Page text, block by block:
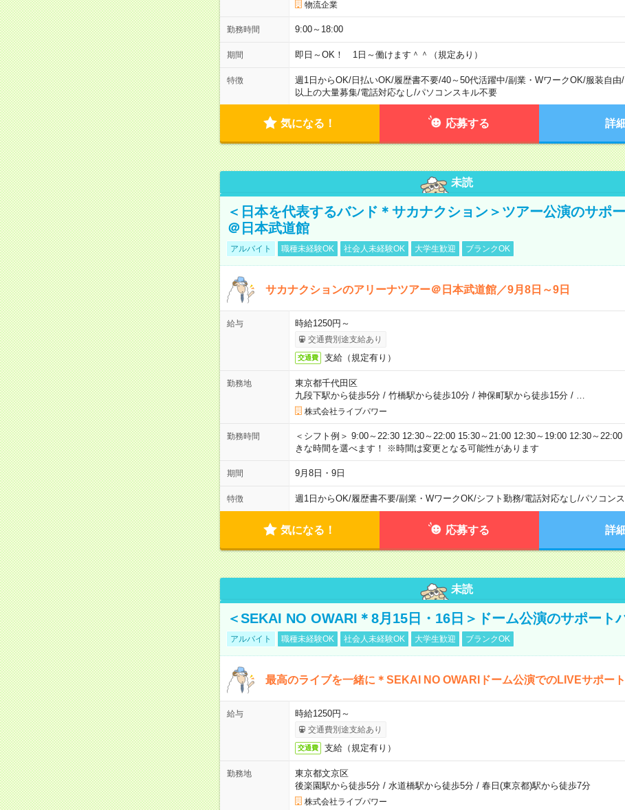
物流企業
勤務時間 9:00～18:00
期間 即日～OK！ 1日～働けます＾＾（規定あり）
特徴 週1日からOK/日払いOK/履歴書不要/40～50代活躍中/副業・WワークOK/服装自由/
以上の大量募集/電話対応なし/パソコンスキル不要
気になる！ 応募する 詳
未読
＜日本を代表するバンド＊サカナクション＞ツアー公演のサポ
＠日本武道館
アルバイト 職種未経験OK 社会人未経験OK 大学生歓迎 ブランクOK
サカナクションのアリーナツアー＠日本武道館／9月8日～9日
給与 時給1250円～
交通費別途支給あり
交通費 支給（規定有り）
勤務地
東京都千代田区
九段下駅から徒歩5分/ 竹橋駅から徒歩10分/ 神保町駅から徒歩15分/
株式会社ライブパワー
勤務時間
＜シフト例＞ 9:00～22:30 12:30～22:00 15:30～21:00 12:30～19:00 12:30～
きな時間を選べます！ ※時間は変更となる可能性があります
期間 9月8日・9日
特徴 週1日からOK/履歴書不要/副業・WワークOK/シフト勤務/電話対応なし/パソコン
気になる！ 応募する 詳
未読
＜SEKAI NO OWARI＊8月15日・16日＞ドーム公演のサポート
アルバイト 職種未経験OK 社会人未経験OK 大学生歓迎 ブランクOK
最高のライブを一緒に＊SEKAI NO OWARIドーム公演でのLIVEサポート
給与 時給1250円～
交通費別途支給あり
交通費 支給（規定有り）
勤務地
東京都文京区
後楽園駅から徒歩5分/ 水道橋駅から徒歩5分/ 春日(東京都)駅から徒歩7分
株式会社ライブパワー